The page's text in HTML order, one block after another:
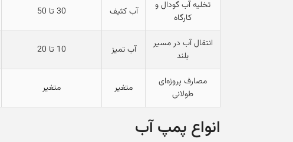
تخلیه آب گودال و
کارگاه
آب کثیف 30 تا 50
انتقال آب در مسیر
بلند
آب تمیز 10 تا 20
مصارف پروژه‌ای
طولانی
متغیر متغیر
انواع پمپ آب